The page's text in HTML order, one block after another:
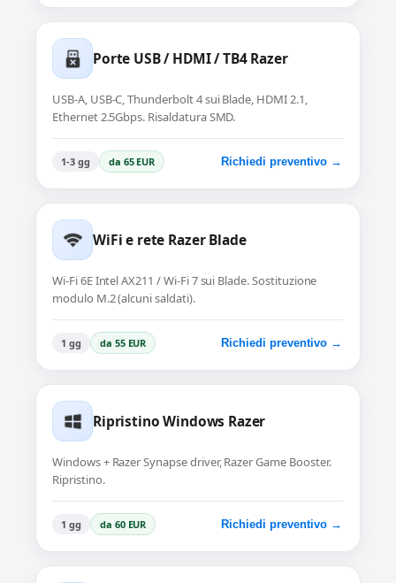
Porte USB / HDMI / TB4 Razer
USB-A, USB-C, Thunderbolt 4 sui Blade, HDMI 2.1,
Ethernet 2.5Gbps. Risaldatura SMD.
1-3 gg da 65 EUR Richiedi preventivo →
WiFi e rete Razer Blade
Wi-Fi 6E Intel AX211 / Wi-Fi 7 sui Blade. Sostituzione
modulo M.2 (alcuni saldati).
1 gg da 55 EUR Richiedi preventivo →
Ripristino Windows Razer
Windows + Razer Synapse driver, Razer Game Booster.
Ripristino.
1 gg da 60 EUR Richiedi preventivo →